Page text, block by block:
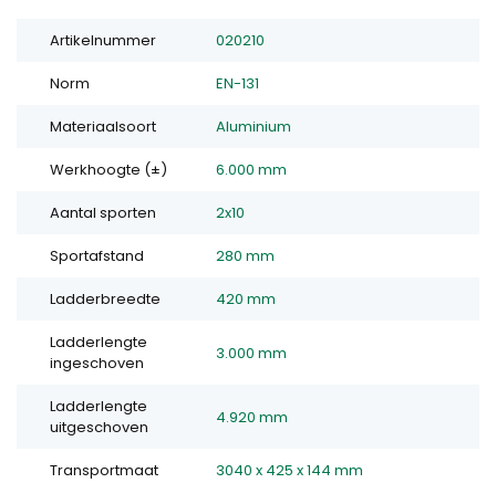
Artikelnummer 020210
Norm EN-131
Materiaalsoort Aluminium
Werkhoogte (±) 6.000 mm
Aantal sporten 2x10
Sportafstand 280 mm
Ladderbreedte 420 mm
Ladderlengte
ingeschoven
3.000 mm
Ladderlengte
uitgeschoven
4.920 mm
Transportmaat 3040 x 425 x 144 mm